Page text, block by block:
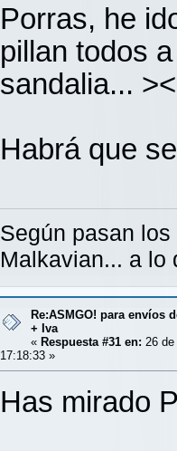
Porras, he
pillan todos
sandalia...
Habrá que
Según pasan
Malkavian... a lo
Re:ASMGO! para envíos
+ Iva
« Respuesta #31 en: 26
17:18:33 »
Has mirado